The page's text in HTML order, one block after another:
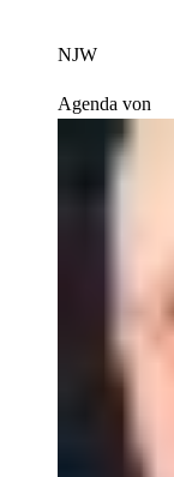
NJW
Agenda von